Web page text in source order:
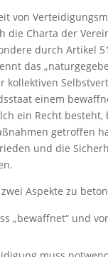
von
die Charta der
durch Artikel
das
kollektiven
einem
ein Recht besteht,
getroffen
und die
Aspekte zu
„bewaffnet“ und